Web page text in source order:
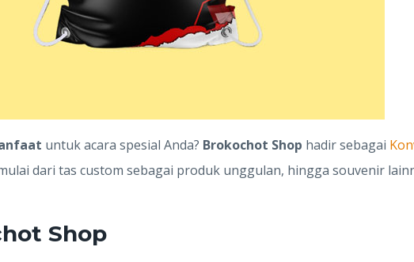
untuk acara spesial Anda? Brokochot Shop hadir sebagai
dari tas custom sebagai produk unggulan, hingga souvenir
Shop